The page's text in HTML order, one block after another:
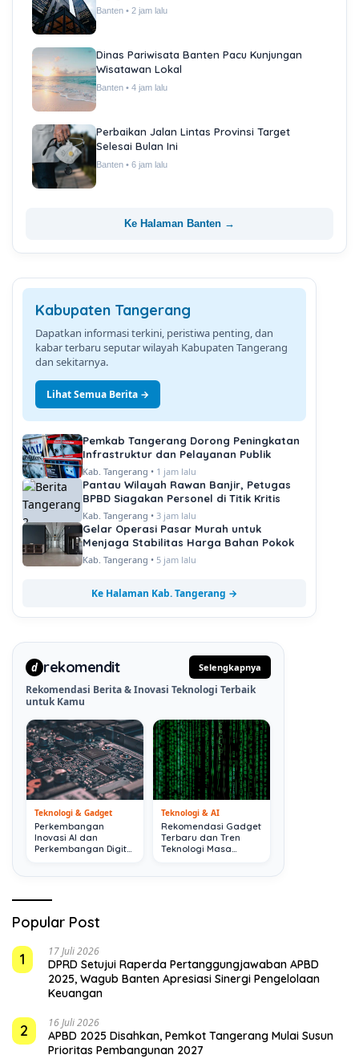
Banten • 2 jam lalu
Dinas Pariwisata Banten Pacu Kunjungan
Wisatawan Lokal
Banten • 4 jam lalu
Perbaikan Jalan Lintas Provinsi Target
Selesai Bulan Ini
Banten • 6 jam lalu
Ke Halaman Banten →
Kabupaten Tangerang
Dapatkan informasi terkini, peristiwa penting, dan
kabar terbaru seputar wilayah Kabupaten Tangerang
dan sekitarnya.
Lihat Semua Berita →
Pemkab Tangerang Dorong Peningkatan
Infrastruktur dan Pelayanan Publik
Kab. Tangerang • 1 jam lalu
Pantau Wilayah Rawan Banjir, Petugas
BPBD Siagakan Personel di Titik Kritis
Kab. Tangerang • 3 jam lalu
Gelar Operasi Pasar Murah untuk
Menjaga Stabilitas Harga Bahan Pokok
Kab. Tangerang • 5 jam lalu
Ke Halaman Kab. Tangerang →
d rekomendit Selengkapnya
Rekomendasi Berita & Inovasi Teknologi Terbaik
untuk Kamu
Teknologi & Gadget
Perkembangan
Inovasi AI dan
Perkembangan Digital
Teknologi & AI
Rekomendasi Gadget
Terbaru dan Tren
Teknologi Masa
Popular Post
1
17 Juli 2026
DPRD Setujui Raperda Pertanggungjawaban APBD
2025, Wagub Banten Apresiasi Sinergi Pengelolaan
Keuangan
2 16 Juli 2026
APBD 2025 Disahkan, Pemkot Tangerang Mulai Susun
Prioritas Pembangunan 2027